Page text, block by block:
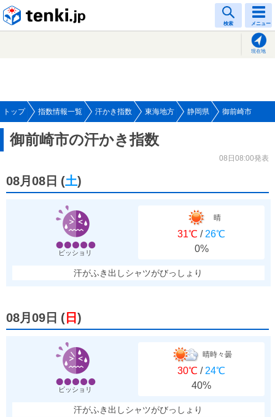
検索 メニュー
現在地
トップ 指数情報一覧 汗かき指数 東海地方 静岡県 御前崎市
御前崎市の汗かき指数
08日08:00発表
08月08日 (土)
ビッショリ
晴
31℃ / 26℃
0%
汗がふき出しシャツがびっしょり
08月09日 ( 日 )
ビッショリ
晴時々曇
30℃ / 24℃
40%
汗がふき出しシャツがびっしょり